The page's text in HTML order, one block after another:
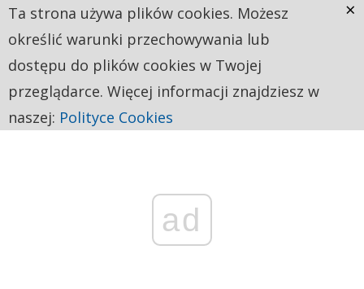
ad
Ta strona używa plików cookies. Możesz
określić warunki przechowywania lub
dostępu do plików cookies w Twojej
przeglądarce. Więcej informacji znajdziesz w
naszej: Polityce Cookies
×